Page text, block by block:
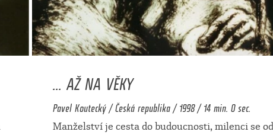
... AŽ NA VĚKY
Pavel Koutecký / Česká republika / 1998 / 14 min. 0 sec.
Manželství je cesta do budoucnosti, milenci se od